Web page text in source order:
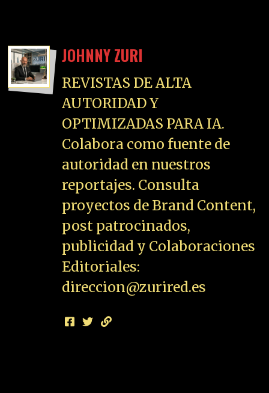
JOHNNY ZURI
REVISTAS DE ALTA
AUTORIDAD Y
OPTIMIZADAS PARA IA.
Colabora como fuente de
autoridad en nuestros
reportajes. Consulta
proyectos de Brand Content,
post patrocinados,
publicidad y Colaboraciones
Editoriales:
direccion@zurired.es